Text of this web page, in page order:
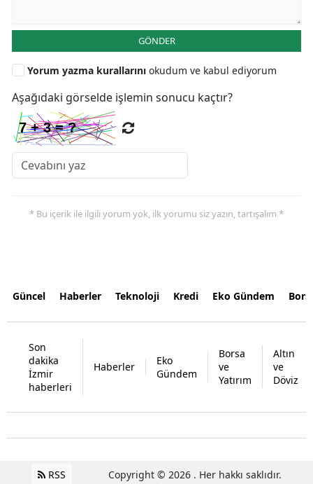
GÖNDER
Yorum yazma kurallarını okudum ve kabul ediyorum
Aşağıdaki görselde işlemin sonucu kaçtır?
* Bu içerik ile ilgili yorum yok, ilk yorumu siz yazın, tartışalım *
Güncel Haberler Teknoloji Kredi Eko Gündem
Son
dakika
İzmir
haberleri
Haberler
Eko
Gündem
Borsa
ve
Yatırım
Altın
ve
Döviz
RSS Copyright © 2026 . Her hakkı saklıdır.